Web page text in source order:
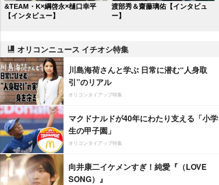
&TEAM・K×綱啓永×樋口幸平
【インタビュー】
渡部秀＆齋藤璃佑【インタビュ
ー】
オリコンニュース イチオシ特集
川島海荷さんと学ぶ 日常に潜む“人身取
引”のリアル
オリコンタイアップ特集
マクドナルドが40年にわたり支える「小学
生の甲子園」
オリコンタイアップ特集
向井康二イケメンすぎ！純愛『（LOVE
SONG）』